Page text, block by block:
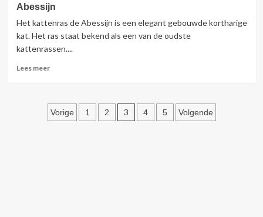
Rex
Abessijn
Het kattenras de Abessijn is een elegant gebouwde kortharige
kat. Het ras staat bekend als een van de oudste
kattenrassen....
Lees meerLees
Berichten
Vorige 1 2 3 4 5 Volgende